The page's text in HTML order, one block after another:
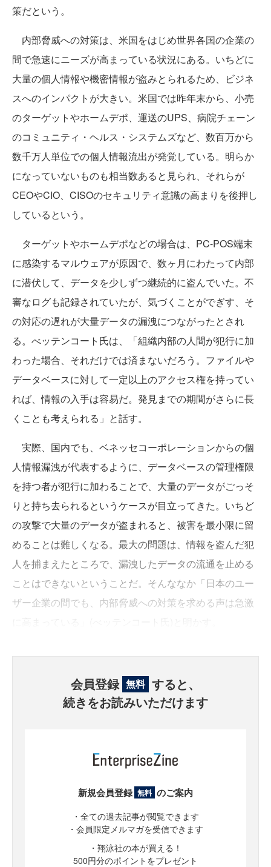
策だという。
内部脅威への対策は、米国をはじめ世界各国の企業の
間で急速にニーズが高まっている状況にある。いちどに
大量の個人情報や機密情報が盗みとられるため、ビジネ
スへのインパクトが大きい。米国では昨年末から、小売
のターゲットやホームデポ、運送のUPS、病院チェーン
のコミュニティ・ヘルス・システムズなど、数百万から
数千万人単位での個人情報流出が発覚している。明らか
になっていないものも相当数あると見られ、それらが
CEOやCIO、CISOのセキュリティ意識の高まりを後押し
しているという。
ターゲットやホームデポなどの場合は、PC-POS端末
に感染するマルウェアが原因で、数ヶ月にわたって内部
に潜伏して、データを少しずつ継続的に盗んでいた。不
審なログも記録されていたが、気づくことがでぎす、そ
の対応の遅れが大量データの漏洩につながったとされ
る。べッテンコート氏は、「組織内部の人間が犯行に加
わった場合、それだけでは済まないだろう。ファイルや
データベースに対して一定以上のアクセス権を持ってい
れば、情報の入手は容易だ。発見までの期間がさらに長
くことも考えられる」と話す。
実際、国内でも、ベネッセコーポレーションからの個
人情報漏洩が代表するように、データベースの管理権限
を持つ者が犯行に加わることで、大量のデータがごっそ
りと持ち去られるというケースが目立ってきた。いちど
の攻撃で大量のデータが盗まれると、被害を最小限に留
めることは難しくなる。最大の問題は、情報を盗んだ犯
人を捕まえたところで、漏洩したデータの流通を止める
ことはできないということだ。そんななか「日本のユー
ザー企業の間でも、内部脅威への対策を求める声は急激
会員登録 無料 すると、
続きをお読みいただけます
新規会員登録 無料 のご案内
・全ての過去記事が閲覧できます
・会員限定メルマガを受信できます
・翔泳社の本が買える！
500円分のポイントをプレゼント